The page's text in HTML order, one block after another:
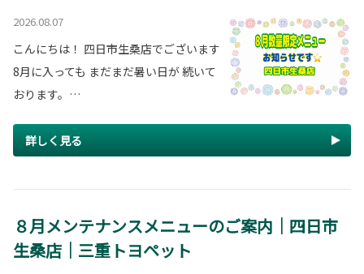
2026.08.07
こんにちは！ 四日市生桑店でございます
8月に入っても まだまだ暑い日が 続いて
おります。…
詳しく見る
８月メンテナンスメニューのご案内｜四日市
生桑店｜三重トヨペット